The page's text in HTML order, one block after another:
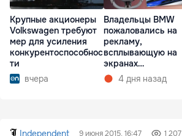
Крупные акционеры
Volkswagen требуют
мер для усиления
конкурентоспособнос
ти
вчера
Владельцы BMW
пожаловались на
рекламу,
всплывающую на
экранах
мультимедиа при
запуске
4 дня назад
Independent 9 июня 2015, 16:47 1 207